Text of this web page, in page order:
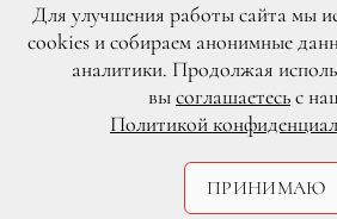
© 2026 ООО «ХИТ ТВ» Все права
Согласие пользователя сайта на
Для улучшения работы сайта мы
cookies и собираем анонимные
аналитики. Продолжая
высоглашаетесьс
Политикой
ПРИНИМАЮ